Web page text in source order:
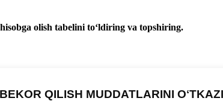
olish tabelini toʻldiring va topshiring.
QILISH MUDDATLARINI